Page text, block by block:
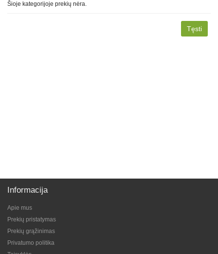
Šioje kategorijoje prekių nėra.
Tęsti
Informacija
Apie mus
Prekių pristatymas
Prekių grąžinimas
Privatumo politika